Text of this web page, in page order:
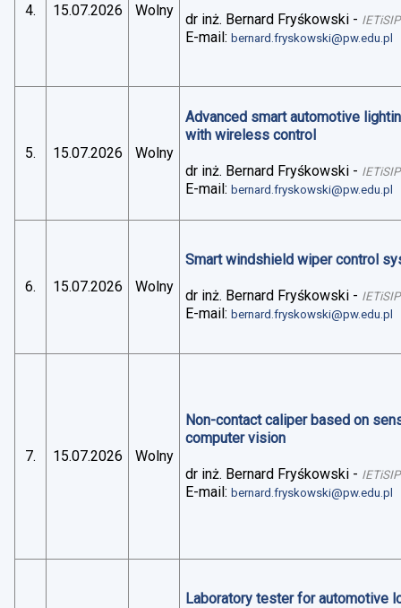
4. 15.07.2026 Wolny
dr inż. Bernard Fryśkowski - IETiSIP
E-mail:bernard.fryskowski@pw.edu.pl
5. 15.07.2026 Wolny
Advanced smart automotive
with wireless control
dr inż. Bernard Fryśkowski - IETiSIP
E-mail:bernard.fryskowski@pw.edu.pl
6. 15.07.2026 Wolny
Smart windshield wiper control
dr inż. Bernard Fryśkowski - IETiSIP
E-mail:bernard.fryskowski@pw.edu.pl
7. 15.07.2026 Wolny
Non-contact caliper based on
computer vision
dr inż. Bernard Fryśkowski - IETiSIP
E-mail:bernard.fryskowski@pw.edu.pl
Laboratory tester for automotive